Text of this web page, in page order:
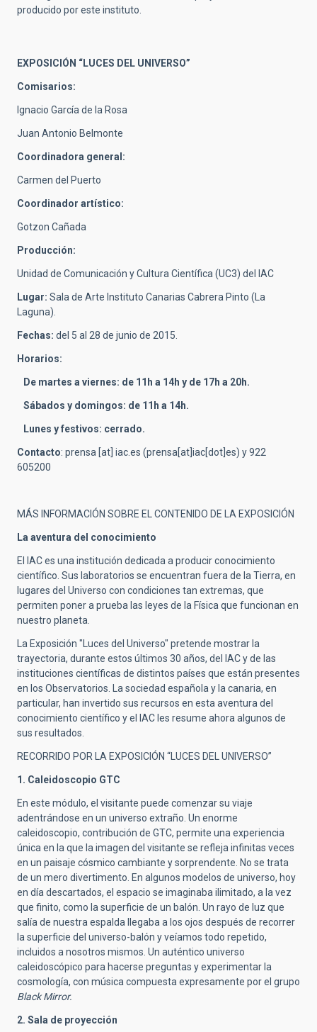
producido por este instituto.
EXPOSICIÓN “LUCES DEL UNIVERSO”
Comisarios:
Ignacio García de la Rosa
Juan Antonio Belmonte
Coordinadora general:
Carmen del Puerto
Coordinador artístico:
Gotzon Cañada
Producción:
Unidad de Comunicación y Cultura Científica (UC3) del IAC
Lugar: Sala de Arte Instituto Canarias Cabrera Pinto (La
Laguna).
Fechas: del 5 al 28 de junio de 2015.
Horarios:
De martes a viernes: de 11h a 14h y de 17h a 20h.
Sábados y domingos: de 11h a 14h.
Lunes y festivos: cerrado.
Contacto: prensa [at] iac.es (prensa[at]iac[dot]es) y 922
605200
MÁS INFORMACIÓN SOBRE EL CONTENIDO DE LA EXPOSICIÓN
La aventura del conocimiento
El IAC es una institución dedicada a producir conocimiento
científico. Sus laboratorios se encuentran fuera de la Tierra, en
lugares del Universo con condiciones tan extremas, que
permiten poner a prueba las leyes de la Física que funcionan en
nuestro planeta.
La Exposición "Luces del Universo" pretende mostrar la
trayectoria, durante estos últimos 30 años, del IAC y de las
instituciones científicas de distintos países que están presentes
en los Observatorios. La sociedad española y la canaria, en
particular, han invertido sus recursos en esta aventura del
conocimiento científico y el IAC les resume ahora algunos de
sus resultados.
RECORRIDO POR LA EXPOSICIÓN “LUCES DEL UNIVERSO”
1. Caleidoscopio GTC
En este módulo, el visitante puede comenzar su viaje
adentrándose en un universo extraño. Un enorme
caleidoscopio, contribución de GTC, permite una experiencia
única en la que la imagen del visitante se refleja infinitas veces
en un paisaje cósmico cambiante y sorprendente. No se trata
de un mero divertimento. En algunos modelos de universo, hoy
en día descartados, el espacio se imaginaba ilimitado, a la vez
que finito, como la superficie de un balón. Un rayo de luz que
salía de nuestra espalda llegaba a los ojos después de recorrer
la superficie del universo-balón y veíamos todo repetido,
incluidos a nosotros mismos. Un auténtico universo
caleidoscópico para hacerse preguntas y experimentar la
cosmología, con música compuesta expresamente por el grupo
Black Mirror.
2. Sala de proyección